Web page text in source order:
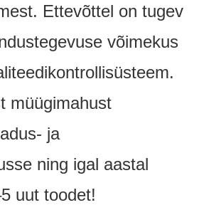
Ettevõttel on tugev
võimekus
müügimahust
ja
ning igal aastal
uut toodet!